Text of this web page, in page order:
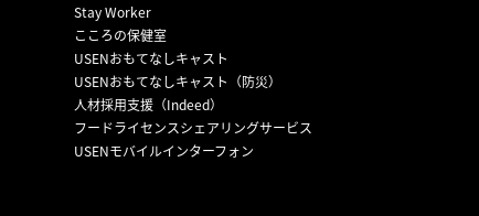
Stay Worker
こころの保健室
USENおもてなしキャスト
USENおもてなしキャスト（防災）
人材採用支援（Indeed）
フードライセンスシェアリングサービス
USENモバイルインターフォン